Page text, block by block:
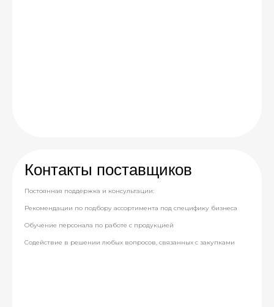
Контакты поставщиков
Постоянная поддержка и консультации:
Рекомендации по подбору ассортимента под специфику бизнеса
Обучение персонала по работе с продукцией
Содействие в решении любых вопросов, связанных с закупками